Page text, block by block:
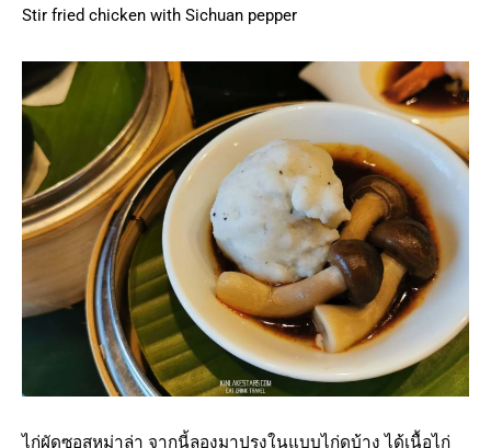
Stir fried chicken with Sichuan pepper
ไก่ผัดซอสหม่าล่า จากนี้ลองมาปรุงในแบบไก่ดูบ้าง ได้เนื้อไก่